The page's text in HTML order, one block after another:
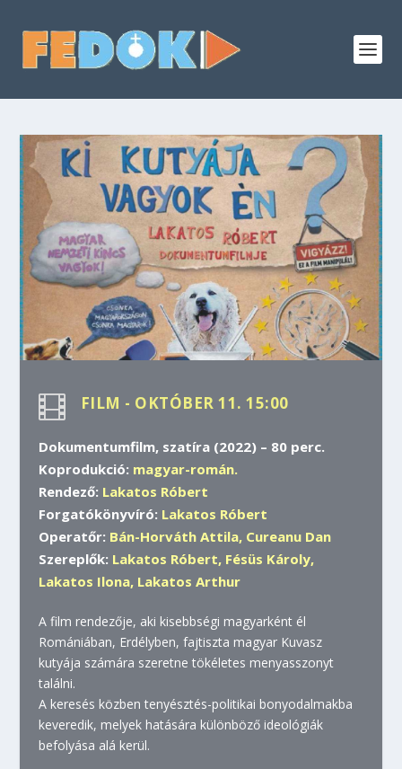
 FILM - OKTÓBER 11. 15:00
Dokumentumfilm, szatíra (2022) – 80 perc.
Koprodukció: magyar-román.
Rendező: Lakatos Róbert
Forgatókönyvíró: Lakatos Róbert
Operatőr: Bán-Horváth Attila, Cureanu Dan
Szereplők: Lakatos Róbert, Fésüs Károly,
Lakatos Ilona, Lakatos Arthur
A film rendezője, aki kisebbségi magyarként él
Romániában, Erdélyben, fajtiszta magyar Kuvasz
kutyája számára szeretne tökéletes menyasszonyt
találni.
A keresés közben tenyésztés-politikai bonyodalmakba
keveredik, melyek hatására különböző ideológiák
befolyása alá kerül.